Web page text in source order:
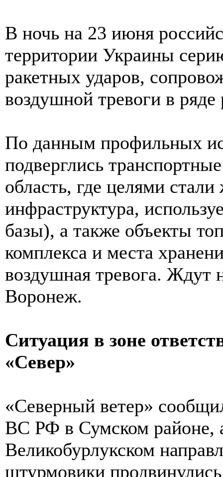
В ночь на 23 июня
территории Украины
ракетных ударов,
воздушной тревоги в ряде
По данным профильных
подверглись
область, где целями
инфраструктура,
базы), а также объекты
комплекса и места
воздушная тревога. Ждут
Воронеж.
Ситуация в зоне
«Север»
«Северный ветер»
ВС РФ в Сумском районе,
Великобурлукском
штурмовики